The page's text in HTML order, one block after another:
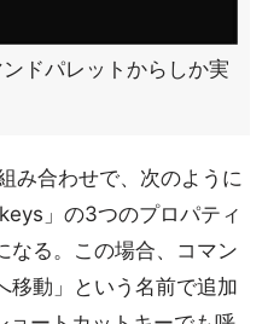
ドパレットからしか実
み合わせで、次のように
」の3つのプロパティ
なる。この場合、コマン
移動」という名前で追加